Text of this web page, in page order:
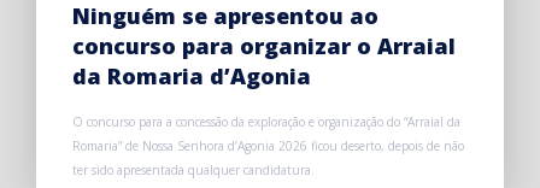
Ninguém se apresentou ao
concurso para organizar o Arraial
da Romaria d’Agonia
O concurso para a concessão da exploração e organização do “Arraial da
Romaria” de Nossa Senhora d’Agonia 2026 ficou deserto, depois de não
ter sido apresentada qualquer candidatura.